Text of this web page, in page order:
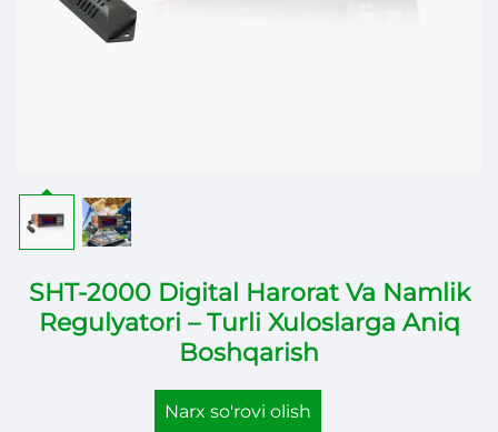
SHT-2000 Digital Harorat Va Namlik
Regulyatori – Turli Xuloslarga Aniq
Boshqarish
Narx so'rovi olish